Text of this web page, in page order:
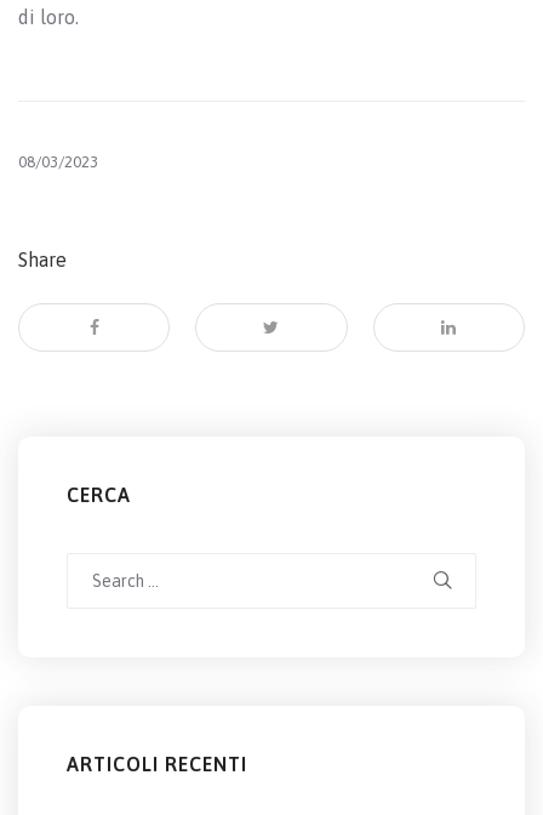
di loro.
08/03/2023
Share
CERCA
ARTICOLI RECENTI